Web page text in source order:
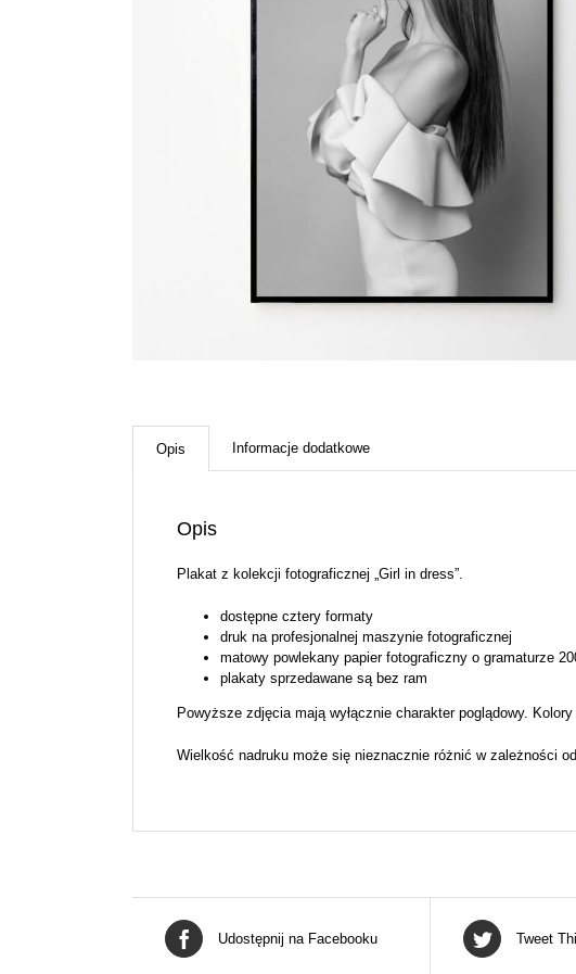
Opis Informacje dodatkowe
Opis
Plakat z kolekcji fotograficznej „Girl in dress”.
dostępne cztery formaty
druk na profesjonalnej maszynie fotograficznej
matowy powlekany papier fotograficzny o gramaturze
plakaty sprzedawane są bez ram
Powyższe zdjęcia mają wyłącznie charakter poglądowy.
Wielkość nadruku może się nieznacznie różnić w zależności
Udostępnij na Facebooku Tweet